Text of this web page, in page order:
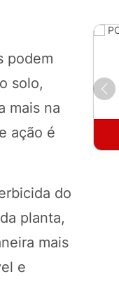
podem
solo,
mais na
ação é
do
planta,
mais
e
Líquido